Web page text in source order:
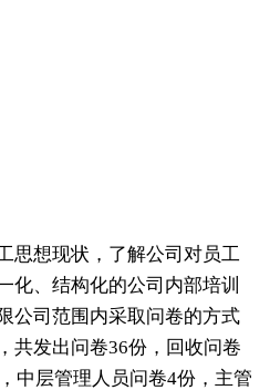
思想现状，了解公司对员工
化、结构化的公司内部培训
公司范围内采取问卷的方式
共发出问卷36份，回收问卷
中层管理人员问卷4份，主管